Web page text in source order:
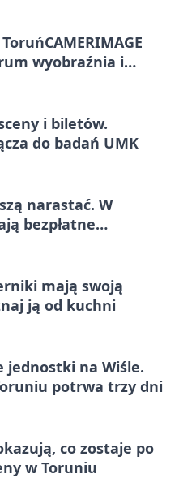
wyobraźnia i
i biletów.
do badań UMK
narastać. W
bezpłatne
mają swoją
ją od kuchni
jednostki na Wiśle.
potrwa trzy dni
co zostaje po
w Toruniu